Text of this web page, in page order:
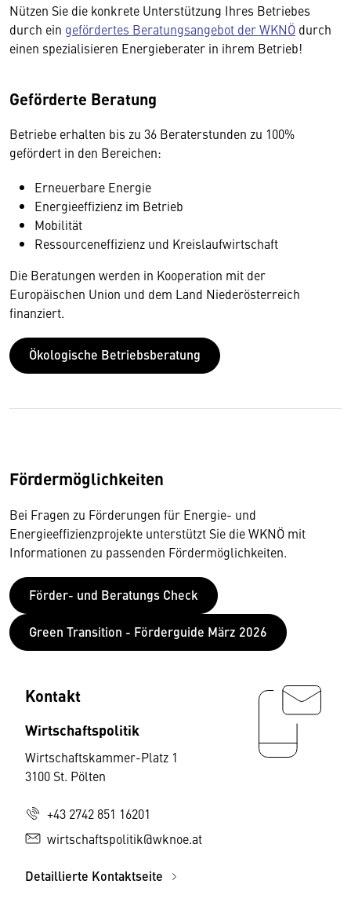
Nützen Sie die konkrete Unterstützung Ihres Betriebes
durch ein gefördertes Beratungsangebot der WKNÖ durch
einen spezialisieren Energieberater in ihrem Betrieb!
Geförderte Beratung
Betriebe erhalten bis zu 36 Beraterstunden zu 100%
gefördert in den Bereichen:
Erneuerbare Energie
Energieeffizienz im Betrieb
Mobilität
Ressourceneffizienz und Kreislaufwirtschaft
Die Beratungen werden in Kooperation mit der
Europäischen Union und dem Land Niederösterreich
finanziert.
Ökologische Betriebsberatung
Fördermöglichkeiten
Bei Fragen zu Förderungen für Energie- und
Energieeffizienzprojekte unterstützt Sie die WKNÖ mit
Informationen zu passenden Fördermöglichkeiten.
Förder- und Beratungs Check
Green Transition - Förderguide März 2026
Kontakt
Wirtschaftspolitik
Wirtschaftskammer-Platz 1
3100 St. Pölten
+43 2742 851 16201
wirtschaftspolitik@wknoe.at
Detaillierte Kontaktseite